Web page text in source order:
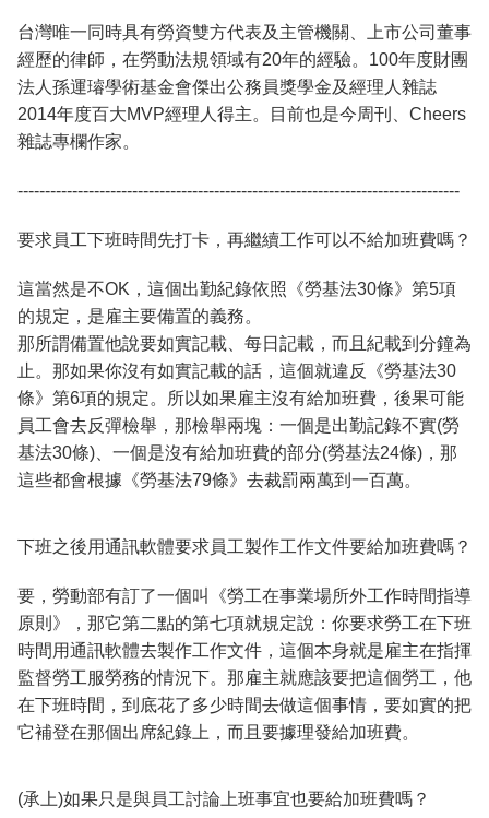
台灣唯一同時具有勞資雙方代表及主管機關、上市公司董事
經歷的律師，在勞動法規領域有20年的經驗。100年度財團
法人孫運璿學術基金會傑出公務員獎學金及經理人雜誌
2014年度百大MVP經理人得主。目前也是今周刊、Cheers
雜誌專欄作家。
---------------------------------------------------------------------------------
要求員工下班時間先打卡，再繼續工作可以不給加班費嗎？
這當然是不OK，這個出勤紀錄依照《勞基法30條》第5項
的規定，是雇主要備置的義務。
那所謂備置他說要如實記載、每日記載，而且紀載到分鐘為
止。那如果你沒有如實記載的話，這個就違反《勞基法30
條》第6項的規定。所以如果雇主沒有給加班費，後果可能
員工會去反彈檢舉，那檢舉兩塊：一個是出勤記錄不實(勞
基法30條)、一個是沒有給加班費的部分(勞基法24條)，那
這些都會根據《勞基法79條》去裁罰兩萬到一百萬。
下班之後用通訊軟體要求員工製作工作文件要給加班費嗎？
要，勞動部有訂了一個叫《勞工在事業場所外工作時間指導
原則》，那它第二點的第七項就規定說：你要求勞工在下班
時間用通訊軟體去製作工作文件，這個本身就是雇主在指揮
監督勞工服勞務的情況下。那雇主就應該要把這個勞工，他
在下班時間，到底花了多少時間去做這個事情，要如實的把
它補登在那個出席紀錄上，而且要據理發給加班費。
(承上)如果只是與員工討論上班事宜也要給加班費嗎？